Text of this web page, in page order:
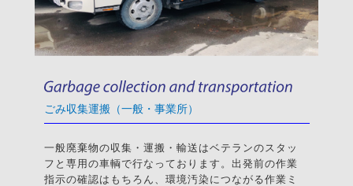
ごみ収集運搬（一般・事業所）
一般廃棄物の収集・運搬・輸送はベテランのスタッ
フと専用の車輌で行なっております。出発前の作業
指示の確認はもちろん、環境汚染につながる作業ミ